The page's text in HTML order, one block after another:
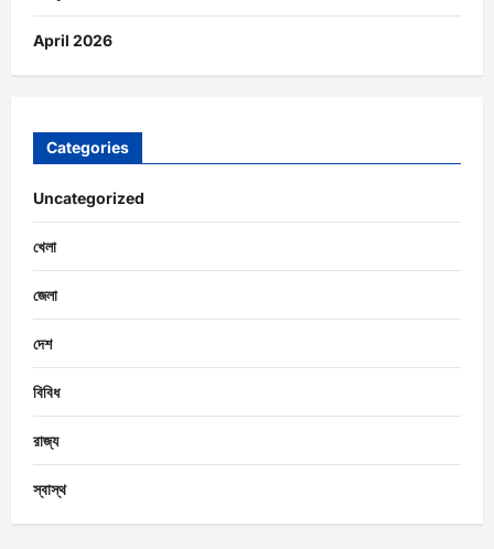
April 2026
Categories
Uncategorized
খেলা
জেলা
দেশ
বিবিধ
রাজ্য
স্বাস্থ